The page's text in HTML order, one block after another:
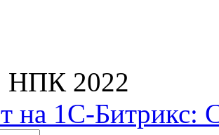
НПК 2022
на 1С-Битрикс: